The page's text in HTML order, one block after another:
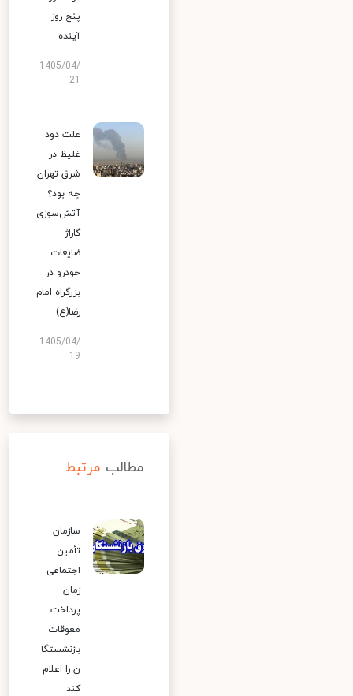
پنج روز
آینده
1405/04/
علت دود
غلیظ در
شرق تهران
چه بود؟
آتش‌سوزی
گاراژ
ضایعات
خودرو در
بزرگراه امام
رضا(ع)
1405/04/
19
مطالب مرتبط
سازمان
تأمین
اجتماعی
زمان
پرداخت
معوقات
بازنشستگا
ن را اعلام
کند